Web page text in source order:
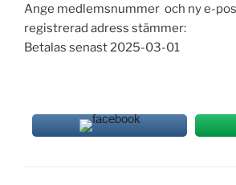
Ange medlemsnummer och ny e-
registrerad adress stämmer:
Betalas senast 2025-03-01